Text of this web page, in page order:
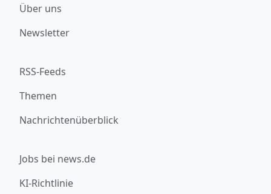
Über uns
Newsletter
RSS-Feeds
Themen
Nachrichtenüberblick
Jobs bei news.de
KI-Richtlinie